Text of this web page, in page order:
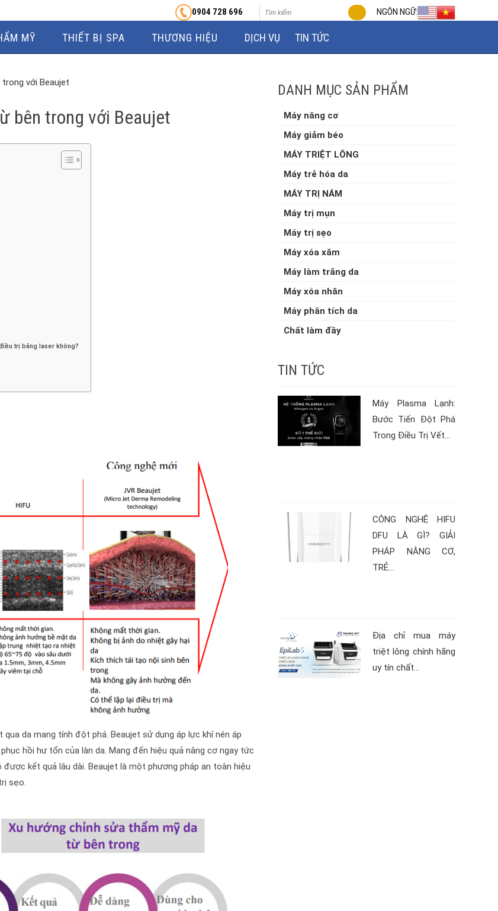
NGÔN NGỮ:
0904 728 696
MỸ THIẾT BỊ SPA THƯƠNG HIỆU DỊCH VỤ TIN TỨC
với Beaujet
bên trong với Beaujet
trị bằng laser không?
da mang tính đột phá. Beaujet sử dụng áp lực khí nén áp
hồi hư tổn của làn da. Mang đến hiệu quả nâng cơ ngay tức
kết quả lâu dài. Beaujet là một phương pháp an toàn hiệu
sẹo.
DANH MỤC SẢN PHẨM
Máy nâng cơ
Máy giảm béo
MÁY TRIỆT LÔNG
Máy trẻ hóa da
MÁY TRỊ NÁM
Máy trị mụn
Máy trị sẹo
Máy xóa xăm
Máy làm trắng da
Máy xóa nhăn
Máy phân tích da
Chất làm đầy
TIN TỨC
Máy Plasma Lạnh:
Bước Tiến Đột Phá
Trong Điều Trị Vết...
CÔNG NGHỆ HIFU
DFU LÀ GÌ? GIẢI
PHÁP NÂNG CƠ,
TRẺ...
Địa chỉ mua máy
triệt lông chính hãng
uy tín chất...